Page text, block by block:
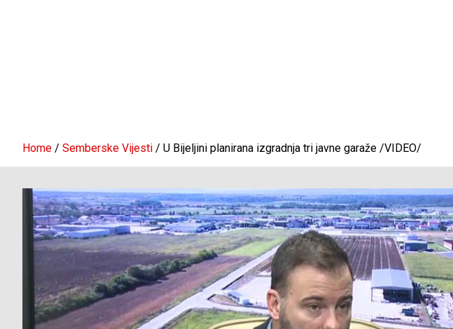
Home Semberske Vijesti U Bijeljini planirana izgradnja tri javne garaže /VIDEO/